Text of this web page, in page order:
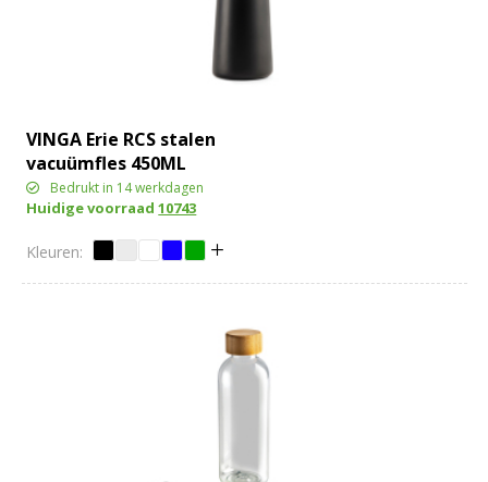
VINGA Erie RCS stalen
vacuümfles 450ML
Bedrukt in 14 werkdagen
Huidige voorraad10743